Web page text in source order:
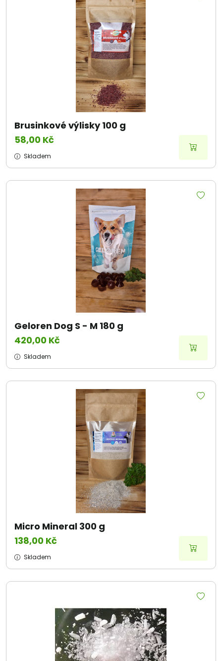
Brusinkové výlisky 100 g
58,00 Kč
Skladem
Geloren Dog S - M 180 g
420,00 Kč
Skladem
Micro Mineral 300 g
138,00 Kč
Skladem